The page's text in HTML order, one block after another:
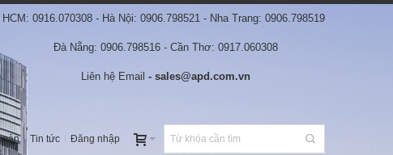
HCM: 0916.070308 - Hà Nội: 0906.798521 - Nha Trang: 0906.798519
Đà Nẵng: 0906.798516 - Cần Thơ: 0917.060308
Liên hệ Email - sales@apd.com.vn
Tin tức Đăng nhập